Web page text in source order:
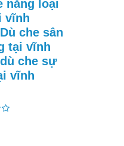
nắng loại
vĩnh
che sân
tại vĩnh
che sự
vĩnh